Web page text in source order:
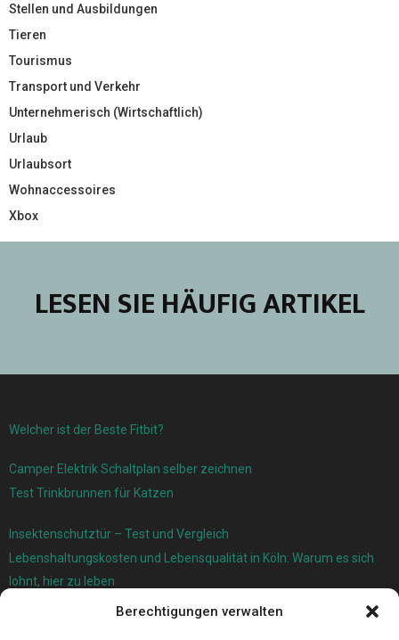
Berechtigungen verwalten
Stellen und Ausbildungen
Tieren
Tourismus
Transport und Verkehr
Unternehmerisch (Wirtschaftlich)
Urlaub
Urlaubsort
Wohnaccessoires
Xbox
LESEN SIE HÄUFIG ARTIKEL
Welcher ist der Beste Fitbit?
Camper Elektrik Schaltplan selber zeichnen
Test Trinkbrunnen für Katzen
Insektenschutztür – Test und Vergleich
Lebenshaltungskosten und Lebensqualität in Köln: Warum es sich
lohnt, hier zu leben
Ersatzfedern für Ihr Trampolin